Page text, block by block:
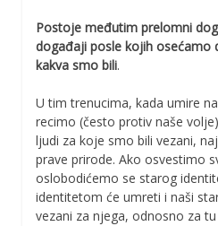
Postoje međutim prelomni
događaji posle kojih osećamo
kakva smo bili.
U tim trenucima, kada umire
recimo (često protiv naše
ljudi za koje smo bili vezani,
prave prirode. Ako osvestimo
oslobodićemo se starog
identitetom će umreti i naši
vezani za njega, odnosno za